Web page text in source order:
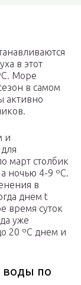
в этот
Море
в самом
активно
и
март столбик
ночью 4-9 ºС.
в
днем t
время суток
уже
20 ºС днем и
воды по